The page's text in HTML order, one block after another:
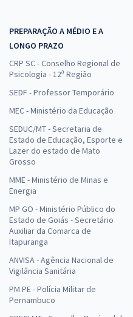
PREPARAÇÃO A MÉDIO E A
LONGO PRAZO
CRP SC - Conselho Regional de
Psicologia - 12ª Região
SEDF - Professor Temporário
MEC - Ministério da Educação
SEDUC/MT - Secretaria de
Estado de Educação, Esporte e
Lazer do estado de Mato
Grosso
MME - Ministério de Minas e
Energia
MP GO - Ministério Público do
Estado de Goiás - Secretário
Auxiliar da Comarca de
Itapuranga
ANVISA - Agência Nacional de
Vigilância Sanitária
PM PE - Polícia Militar de
Pernambuco